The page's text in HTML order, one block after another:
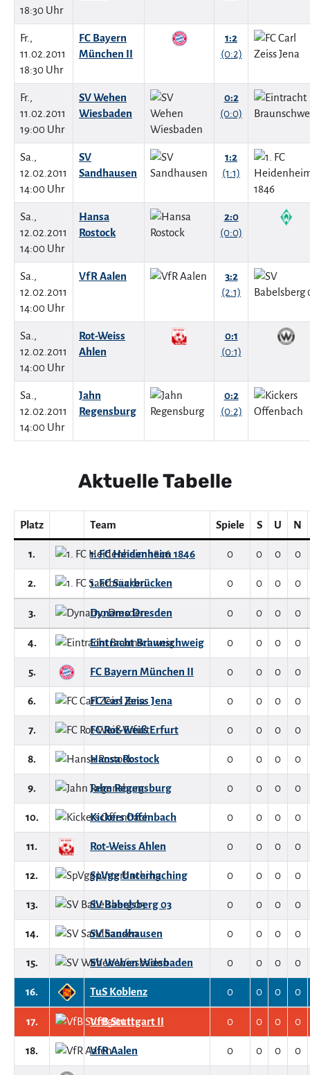
18:30 Uhr
Fr.,
11.02.2011
18:30 Uhr
FC Bayern
München II
1:2
(0:2)
Fr.,
11.02.2011
19:00 Uhr
SV Wehen
Wiesbaden
0:2
(0:0)
Sa.,
12.02.2011
14:00 Uhr
SV
Sandhausen
1:2
(1:1)
Sa.,
12.02.2011
14:00 Uhr
Hansa
Rostock
2:0
(0:0)
Sa.,
12.02.2011
14:00 Uhr
VfR Aalen
3:2
(2:1)
Sa.,
12.02.2011
14:00 Uhr
Rot-Weiss
Ahlen
0:1
(0:1)
Sa.,
12.02.2011
14:00 Uhr
Jahn
Regensburg
0:2
(0:2)
Aktuelle Tabelle
Platz Team Spiele S U N
1. 1. FC Heidenheim 1846 0 0 0 0
2. 1. FC Saarbrücken 0 0 0 0
3. Dynamo Dresden 0 0 0 0
4. Eintracht Braunschweig 0 0 0 0
5. FC Bayern München II 0 0 0 0
6. FC Carl Zeiss Jena 0 0 0 0
7. FC Rot-Weiß Erfurt 0 0 0 0
8. Hansa Rostock 0 0 0 0
9. Jahn Regensburg 0 0 0 0
10. Kickers Offenbach 0 0 0 0
11. Rot-Weiss Ahlen 0 0 0 0
12. SpVgg Unterhaching 0 0 0 0
13. SV Babelsberg 03 0 0 0 0
14. SV Sandhausen 0 0 0 0
15. SV Wehen Wiesbaden 0 0 0 0
16. TuS Koblenz 0 0 0 0
17. VfB Stuttgart II 0 0 0 0
18. VfR Aalen 0 0 0 0